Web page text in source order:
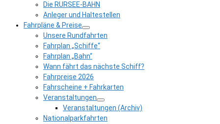
Die RURSEE-BAHN
Anleger und Haltestellen
Fahrpläne & Preise
Unsere Rundfahrten
Fahrplan „Schiffe“
Fahrplan „Bahn“
Wann fährt das nächste Schiff?
Fahrpreise 2026
Fahrscheine + Fahrkarten
Veranstaltungen
Veranstaltungen (Archiv)
Nationalparkfahrten